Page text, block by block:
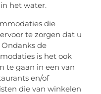
het water.
die
te zorgen dat u
de
is het ook
te gaan in een van
en/of
die van winkelen